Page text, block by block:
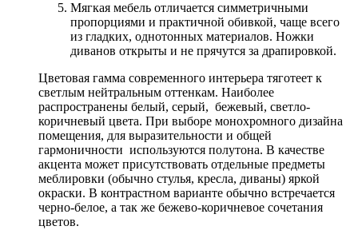
Мягкая мебель отличается симметричными
пропорциями и практичной обивкой, чаще всего
из гладких, однотонных материалов. Ножки
диванов открыты и не прячутся за драпировкой.
Цветовая гамма современного интерьера тяготеет к
светлым нейтральным оттенкам. Наиболее
распространены белый, серый, бежевый, светло-
коричневый цвета. При выборе монохромного дизайна
помещения, для выразительности и общей
гармоничности используются полутона. В качестве
акцента может присутствовать отдельные предметы
меблировки (обычно стулья, кресла, диваны) яркой
окраски. В контрастном варианте обычно встречается
черно-белое, а так же бежево-коричневое сочетания
цветов.